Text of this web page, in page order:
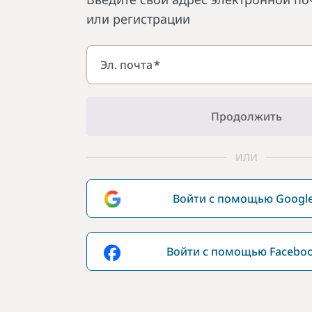
или регистрации
Эл. почта*
Продолжить
ИЛИ
Войти с помощью
Войти с помощью